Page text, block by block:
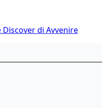
di Avvenire